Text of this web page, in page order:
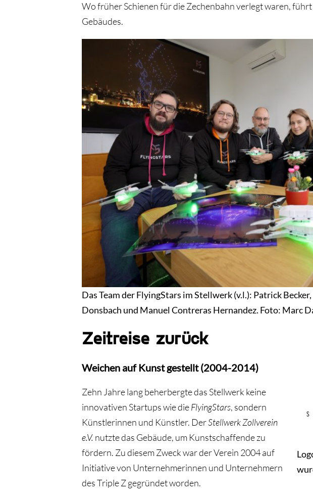
Wo früher Schienen für die Zechenbahn verlegt waren,
Gebäudes.
Das Team der FlyingStars im Stellwerk (v.l.): Patrick
Donsbach und Manuel Contreras Hernandez. Foto: Marc
Zeitreise zurück
Weichen auf Kunst gestellt (2004-2014)
Zehn Jahre lang beherbergte das Stellwerk keine
innovativen Startups wie dieFlyingStars, sondern
Künstlerinnen und Künstler. DerStellwerk Zollverein
e.V. nutzte das Gebäude, um Kunstschaffende zu
fördern. Zu diesem Zweck war der Verein 2004 auf
Initiative von Unternehmerinnen und Unternehmern
des Triple Z gegründet worden.